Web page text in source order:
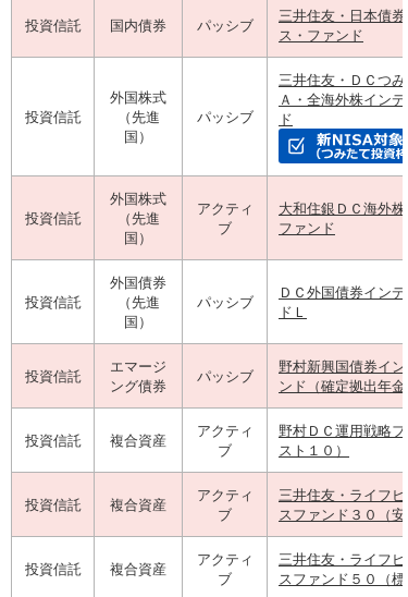
投資信託 国内債券 パッシブ
三井住友・日本債券
ス・ファンド
投資信託
外国株式
（先進
国）
パッシブ
三井住友・ＤＣつみ
Ａ・全海外株イン
ド
投資信託
外国株式
（先進
国）
アクティ
ブ
大和住銀ＤＣ海外
ファンド
投資信託
外国債券
（先進
国）
パッシブ
ＤＣ外国債券イン
ドＬ
投資信託
エマージ
ング債券
パッシブ
野村新興国債券イ
ンド（確定拠出年金
投資信託 複合資産
アクティ
ブ
野村ＤＣ運用戦略
スト１０）
投資信託 複合資産
アクティ
ブ
三井住友・ライフ
スファンド３０（安
投資信託 複合資産
アクティ
ブ
三井住友・ライフ
スファンド５０（標